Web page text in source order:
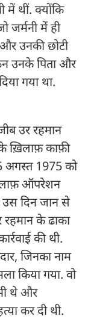
में थीं. क्योंकि
में ही
उनकी छोटी
उनके पिता और
गया था.
उर रहमान
ख़िलाफ़ काफ़ी
अगस्त 1975 को
ऑपरेशन
दिन जान से
के ढाका
की थी.
जिनका नाम
किया गया. वो
थे और
कर दी थी.